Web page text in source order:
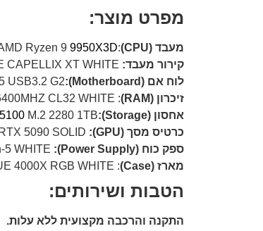
מפרט מוצר:
מעבד (CPU) :AMD Ryzen 9
9950X3D
קירור מעבד:
לוח אם (Motherboard):ASUS
USB3.2 G2
זיכרון (RAM)
: XPG LANCER RGB DDR5 16GBx2 32GB 6400MHZ CL32 WHITE
אחסון (Storage):
M.2 2280 1TB
כרטיס מסך (GPU):
ספק כוח (Power Supply):
מארז (Case)
: CORSAIR iCUE 4000X RGB WHITE
הטבות ושירותים:
התקנה והרכבה מקצועית ללא עלות.